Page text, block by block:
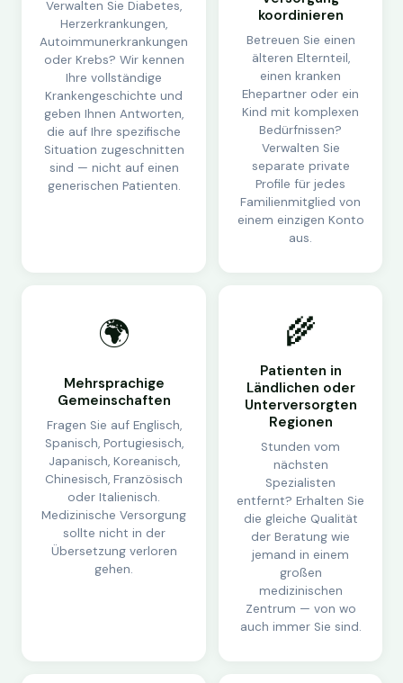
Verwalten Sie Diabetes,
Herzerkrankungen,
Autoimmunerkrankungen
oder Krebs? Wir kennen
Ihre vollständige
Krankengeschichte und
geben Ihnen Antworten,
die auf Ihre spezifische
Situation zugeschnitten
sind — nicht auf einen
generischen Patienten.
koordinieren
Betreuen Sie einen
älteren Elternteil,
einen kranken
Ehepartner oder ein
Kind mit komplexen
Bedürfnissen?
Verwalten Sie
separate private
Profile für jedes
Familienmitglied von
einem einzigen Konto
aus.
🌍
Mehrsprachige
Gemeinschaften
Fragen Sie auf Englisch,
Spanisch, Portugiesisch,
Japanisch, Koreanisch,
Chinesisch, Französisch
oder Italienisch.
Medizinische Versorgung
sollte nicht in der
Übersetzung verloren
gehen.
🌾
Patienten in
Ländlichen oder
Unterversorgten
Regionen
Stunden vom
nächsten
Spezialisten
entfernt? Erhalten Sie
die gleiche Qualität
der Beratung wie
jemand in einem
großen
medizinischen
Zentrum — von wo
auch immer Sie sind.